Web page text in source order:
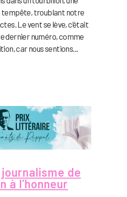
tempête, troublant notre
Le vent se lève, c’était
dernier numéro, comme
car nous sentions...
de
à l’honneur